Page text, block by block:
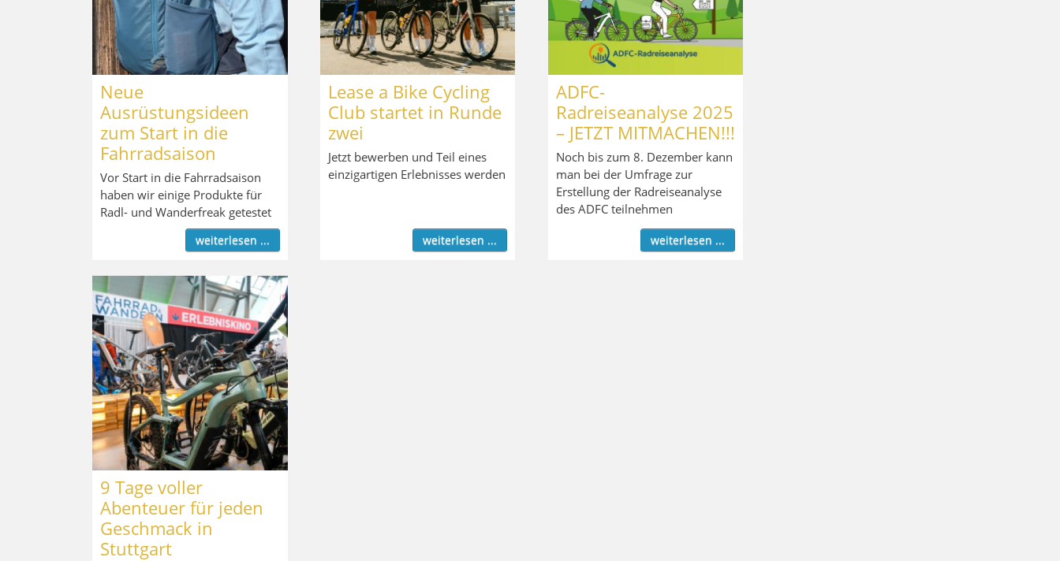
Neue
Ausrüstungsideen
zum Start in die
Fahrradsaison
Vor Start in die Fahrradsaison
haben wir einige Produkte für
Radl- und Wanderfreak getestet
weiterlesen ...
Lease a Bike Cycling
Club startet in Runde
zwei
Jetzt bewerben und Teil eines
einzigartigen Erlebnisses werden
weiterlesen ...
ADFC-
Radreiseanalyse 2025
– JETZT MITMACHEN!!!
Noch bis zum 8. Dezember kann
man bei der Umfrage zur
Erstellung der Radreiseanalyse
des ADFC teilnehmen
weiterlesen ...
9 Tage voller
Abenteuer für jeden
Geschmack in
Stuttgart